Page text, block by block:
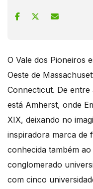
O Vale dos Pioneiros
Oeste de
Connecticut. De
está Amherst, onde
XIX, deixando no
inspiradora marca de
conhecida também
conglomerado
com cinco